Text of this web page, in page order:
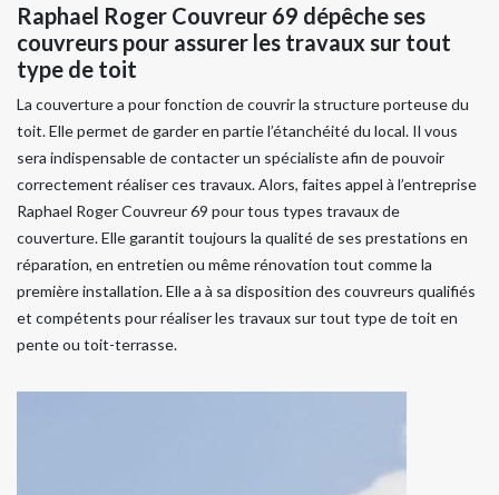
Raphael Roger Couvreur 69 dépêche ses
couvreurs pour assurer les travaux sur tout
type de toit
La couverture a pour fonction de couvrir la structure porteuse du
toit. Elle permet de garder en partie l’étanchéité du local. Il vous
sera indispensable de contacter un spécialiste afin de pouvoir
correctement réaliser ces travaux. Alors, faites appel à l’entreprise
Raphael Roger Couvreur 69 pour tous types travaux de
couverture. Elle garantit toujours la qualité de ses prestations en
réparation, en entretien ou même rénovation tout comme la
première installation. Elle a à sa disposition des couvreurs qualifiés
et compétents pour réaliser les travaux sur tout type de toit en
pente ou toit-terrasse.